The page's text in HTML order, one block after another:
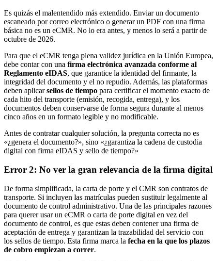
Es quizás el malentendido más extendido. Enviar un documento
escaneado por correo electrónico o generar un PDF con una firma
básica no es un eCMR. No lo era antes, y menos lo será a partir de
octubre de 2026.
Para que el eCMR tenga plena validez jurídica en la Unión Europea,
debe contar con una firma electrónica avanzada conforme al
Reglamento eIDAS, que garantice la identidad del firmante, la
integridad del documento y el no repudio. Además, las plataformas
deben aplicarsellos de tiempo para certificar el momento exacto de
cada hito del transporte (emisión, recogida, entrega), y los
documentos deben conservarse de forma segura durante al menos
cinco años en un formato legible y no modificable.
Antes de contratar cualquier solución, la pregunta correcta no es
«¿genera el documento?», sino «¿garantiza la cadena de custodia
digital con firma eIDAS y sello de tiempo?»
Error 2: No ver la gran relevancia de la firma digital
De forma simplificada, la carta de porte y el CMR son contratos de
transporte. Si incluyen las matrículas pueden sustituir legalmente al
documento de control administrativo. Una de las principales razones
para querer usar un eCMR o carta de porte digital en vez del
documento de control, es que estas deben contener una firma de
aceptación de entrega y garantizan la trazabilidad del servicio con
los sellos de tiempo. Esta firma marca la fecha en la que los plazos
de cobro empiezan a correr.